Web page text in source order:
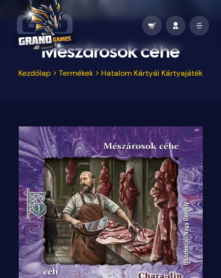
Mészárosok céhe
Kezdőlap > Termékek > Hatalom Kártyái Kártyajáték